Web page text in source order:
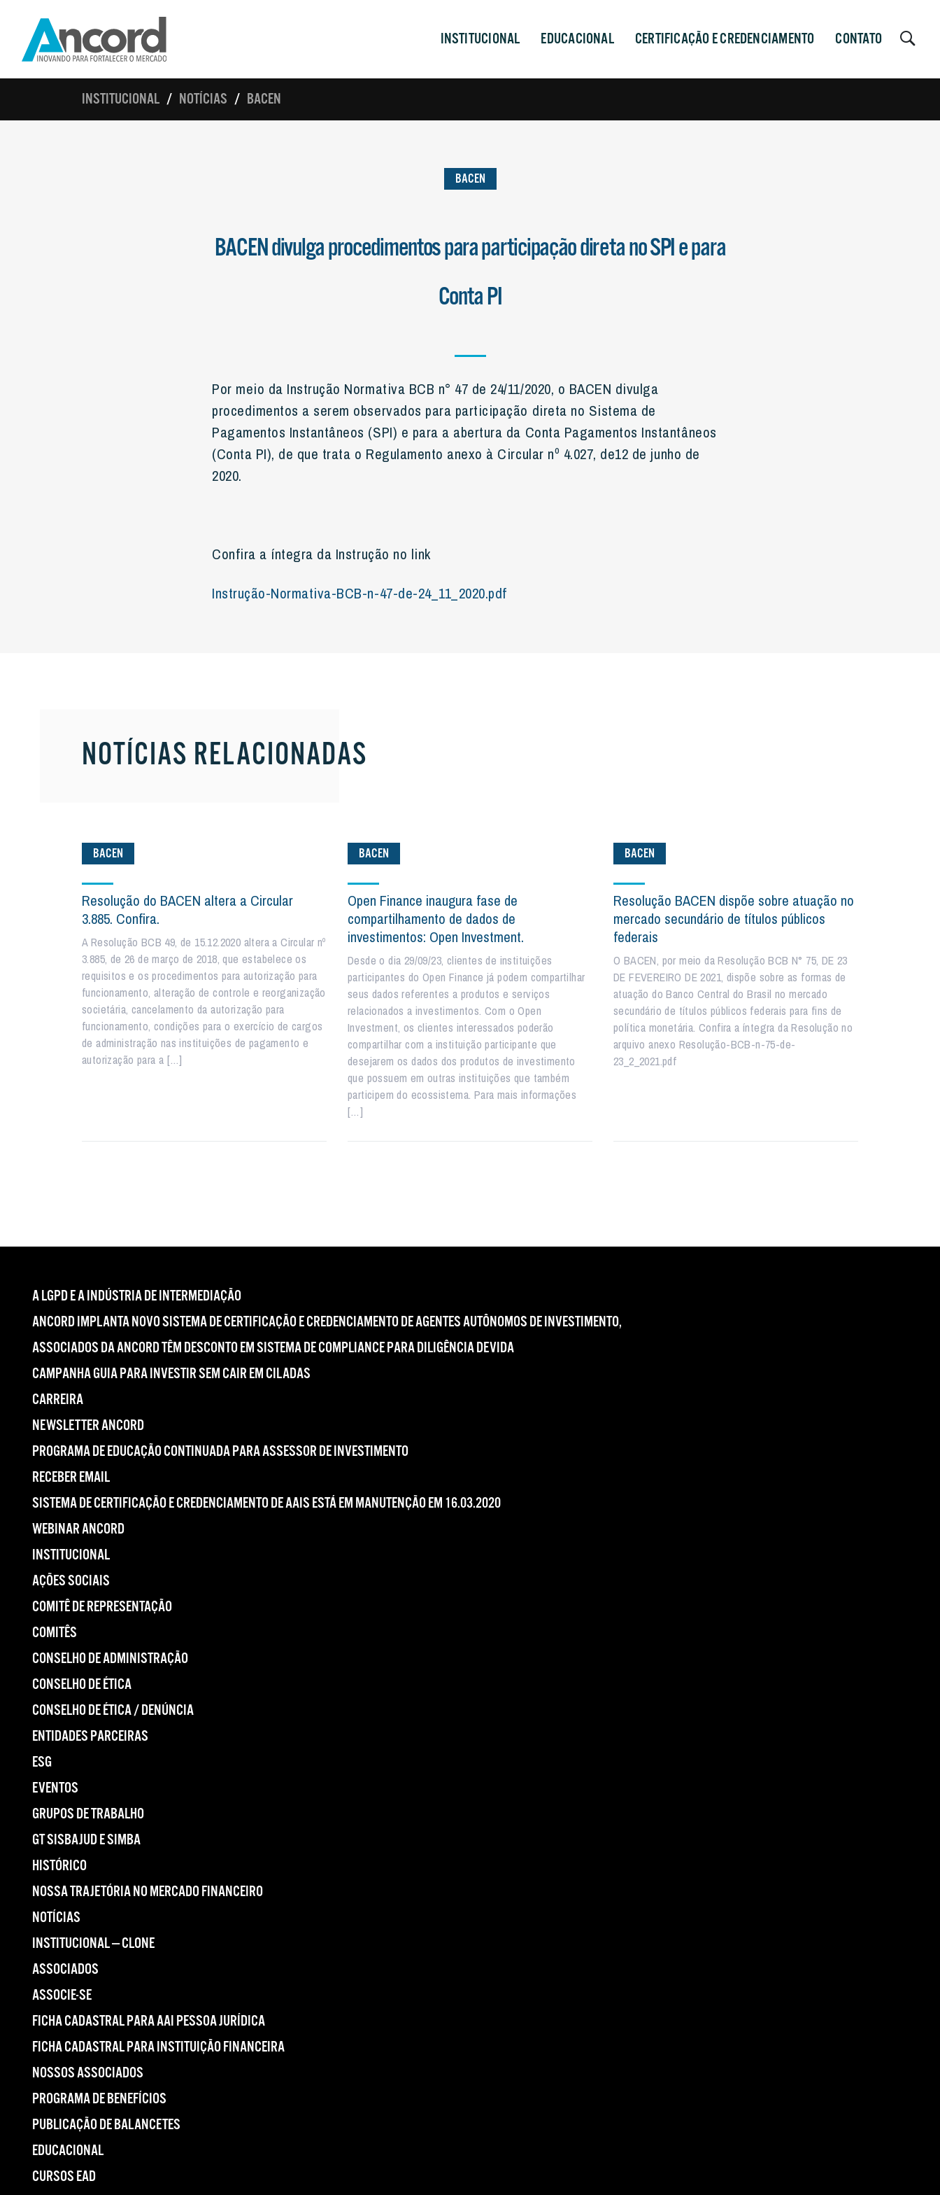
INSTITUCIONAL EDUCACIONAL CERTIFICAÇÃO E CREDENCIAMENTO CONTATO
INSTITUCIONAL NOTÍCIAS BACEN
BACEN
BACEN divulga procedimentos para participação direta no SPI e para
Conta PI
Por meio da Instrução Normativa BCB n° 47 de 24/11/2020, o BACEN divulga
procedimentos a serem observados para participação direta no Sistema de
Pagamentos Instantâneos (SPI) e para a abertura da Conta Pagamentos Instantâneos
(Conta PI), de que trata o Regulamento anexo à Circular nº 4.027, de12 de junho de
2020.
Confira a íntegra da Instrução no link
Instrução-Normativa-BCB-n-47-de-24_11_2020.pdf
NOTÍCIAS RELACIONADAS
BACEN
Resolução do BACEN altera a Circular
3.885. Confira.
A Resolução BCB 49, de 15.12.2020 altera a Circular nº
3.885, de 26 de março de 2018, que estabelece os
requisitos e os procedimentos para autorização para
funcionamento, alteração de controle e reorganização
societária, cancelamento da autorização para
funcionamento, condições para o exercício de cargos
de administração nas instituições de pagamento e
autorização para a […]
BACEN
Open Finance inaugura fase de
compartilhamento de dados de
investimentos: Open Investment.
Desde o dia 29/09/23, clientes de instituições
participantes do Open Finance já podem compartilhar
seus dados referentes a produtos e serviços
relacionados a investimentos. Com o Open
Investment, os clientes interessados poderão
compartilhar com a instituição participante que
desejarem os dados dos produtos de investimento
que possuem em outras instituições que também
participem do ecossistema. Para mais informações
[…]
BACEN
Resolução BACEN dispõe sobre atuação no
mercado secundário de títulos públicos
federais
O BACEN, por meio da Resolução BCB N° 75, DE 23
DE FEVEREIRO DE 2021, dispõe sobre as formas de
atuação do Banco Central do Brasil no mercado
secundário de títulos públicos federais para fins de
política monetária. Confira a íntegra da Resolução no
arquivo anexo Resolução-BCB-n-75-de-
23_2_2021.pdf
A LGPD E A INDÚSTRIA DE INTERMEDIAÇÃO
ANCORD IMPLANTA NOVO SISTEMA DE CERTIFICAÇÃO E CREDENCIAMENTO DE AGENTES AUTÔNOMOS DE INVESTIMENTO,
ASSOCIADOS DA ANCORD TÊM DESCONTO EM SISTEMA DE COMPLIANCE PARA DILIGÊNCIA DEVIDA
CAMPANHA GUIA PARA INVESTIR SEM CAIR EM CILADAS
CARREIRA
NEWSLETTER ANCORD
PROGRAMA DE EDUCAÇÃO CONTINUADA PARA ASSESSOR DE INVESTIMENTO
RECEBER EMAIL
SISTEMA DE CERTIFICAÇÃO E CREDENCIAMENTO DE AAIS ESTÁ EM MANUTENÇÃO EM 16.03.2020
WEBINAR ANCORD
INSTITUCIONAL
AÇÕES SOCIAIS
COMITÊ DE REPRESENTAÇÃO
COMITÊS
CONSELHO DE ADMINISTRAÇÃO
CONSELHO DE ÉTICA
CONSELHO DE ÉTICA / DENÚNCIA
ENTIDADES PARCEIRAS
ESG
EVENTOS
GRUPOS DE TRABALHO
GT SISBAJUD E SIMBA
HISTÓRICO
NOSSA TRAJETÓRIA NO MERCADO FINANCEIRO
NOTÍCIAS
INSTITUCIONAL — CLONE
ASSOCIADOS
ASSOCIE-SE
FICHA CADASTRAL PARA AAI PESSOA JURÍDICA
FICHA CADASTRAL PARA INSTITUIÇÃO FINANCEIRA
NOSSOS ASSOCIADOS
PROGRAMA DE BENEFÍCIOS
PUBLICAÇÃO DE BALANCETES
EDUCACIONAL
CURSOS EAD